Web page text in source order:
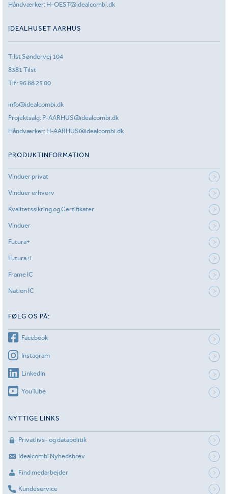
Håndværker: H-OEST@idealcombi.dk
IDEALHUSET AARHUS
Tilst Søndervej 104
8381 Tilst
Tlf.:96 88 25 00
info@idealcombi.dk
Projektsalg: P-AARHUS@idealcombi.dk
Håndværker: H-AARHUS@idealcombi.dk
PRODUKTINFORMATION
Vinduer privat
Vinduer erhverv
Kvalitetssikring og Certifikater
Vinduer
Futura+
Futura+i
Frame IC
Nation IC
FØLG OS PÅ:
Facebook
Instagram
LinkedIn
YouTube
NYTTIGE LINKS
Privatlivs- og datapolitik
Idealcombi Nyhedsbrev
Find medarbejder
Kundeservice